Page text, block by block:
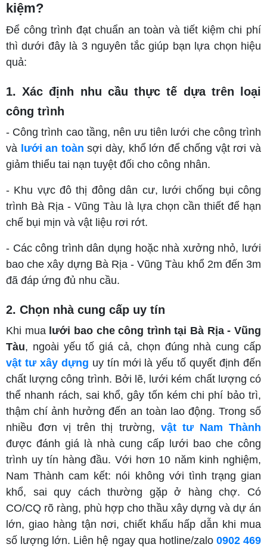
kiệm?
Để công trình đạt chuẩn an toàn và tiết kiệm chi phí
thì dưới đây là 3 nguyên tắc giúp bạn lựa chọn hiệu
quả:
1. Xác định nhu cầu thực tế dựa trên loại
công trình
- Công trình cao tầng, nên ưu tiên lưới che công trình
và lưới an toàn sợi dày, khổ lớn để chống vật rơi và
giảm thiểu tai nạn tuyệt đối cho công nhân.
- Khu vực đô thị đông dân cư, lưới chống bụi công
trình Bà Rịa - Vũng Tàu là lựa chọn cần thiết để hạn
chế bụi mịn và vật liệu rơi rớt.
- Các công trình dân dụng hoặc nhà xưởng nhỏ, lưới
bao che xây dựng Bà Rịa - Vũng Tàu khổ 2m đến 3m
đã đáp ứng đủ nhu cầu.
2. Chọn nhà cung cấp uy tín
Khi mua lưới bao che công trình tại Bà Rịa - Vũng
Tàu, ngoài yếu tố giá cả, chọn đúng nhà cung cấp
vật tư xây dựng uy tín mới là yếu tố quyết định đến
chất lượng công trình. Bởi lẽ, lưới kém chất lượng có
thể nhanh rách, sai khổ, gây tốn kém chi phí bảo trì,
thậm chí ảnh hưởng đến an toàn lao động. Trong số
nhiều đơn vị trên thị trường, vật tư Nam Thành
được đánh giá là nhà cung cấp lưới bao che công
trình uy tín hàng đầu. Với hơn 10 năm kinh nghiệm,
Nam Thành cam kết: nói không với tình trạng gian
khổ, sai quy cách thường gặp ở hàng chợ. Có
CO/CQ rõ ràng, phù hợp cho thầu xây dựng và dự án
lớn, giao hàng tận nơi, chiết khấu hấp dẫn khi mua
số lượng lớn. Liên hệ ngay qua hotline/zalo 0902 469